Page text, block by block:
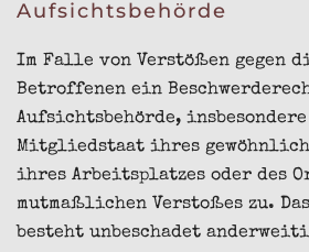
Aufsichts­behörde
Im Falle von Verstößen gegen
Betroffenen ein
Aufsichtsbehörde, insbesondere
Mitgliedstaat ihres
ihres Arbeitsplatzes oder des
mutmaßlichen Verstoßes zu.
besteht unbeschadet